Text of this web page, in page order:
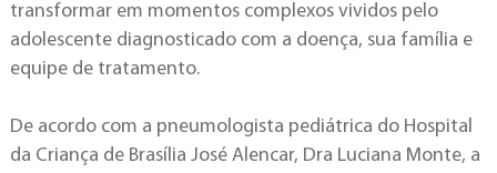
transformar em momentos complexos vividos pelo
adolescente diagnosticado com a doença, sua família e
equipe de tratamento.
De acordo com a pneumologista pediátrica do Hospital
da Criança de Brasília José Alencar, Dra Luciana Monte, a